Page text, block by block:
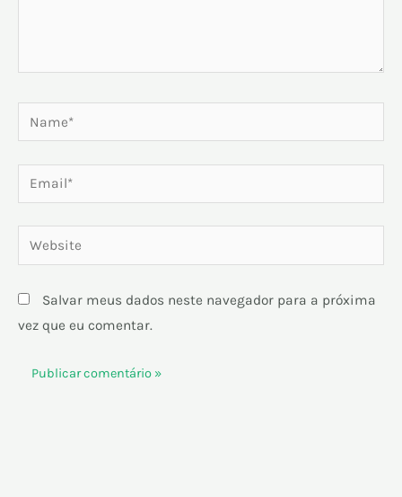
Name*
Email*
Website
Salvar meus dados neste navegador para a próxima
vez que eu comentar.